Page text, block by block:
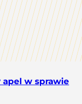
apel w sprawie